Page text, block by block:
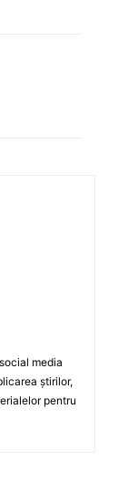
media
știrilor,
pentru